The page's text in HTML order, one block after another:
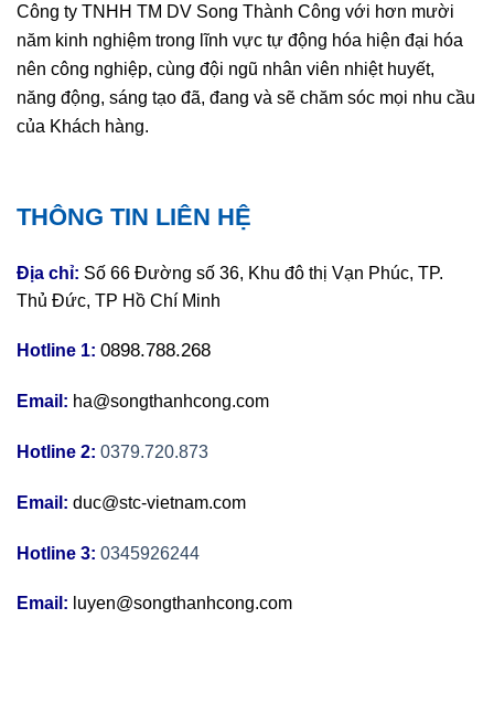
Công ty TNHH TM DV Song Thành Công với hơn mười
năm kinh nghiệm trong lĩnh vực tự động hóa hiện đại hóa
nên công nghiệp, cùng đội ngũ nhân viên nhiệt huyết,
năng động, sáng tạo đã, đang và sẽ chăm sóc mọi nhu cầu
của Khách hàng.
THÔNG TIN LIÊN HỆ
Địa chỉ: Số 66 Đường số 36, Khu đô thị Vạn Phúc, TP.
Thủ Đức, TP Hồ Chí Minh
Hotline 1: 0898.788.268
Email: ha@songthanhcong.com
Hotline 2: 0379.720.873
Email: duc@stc-vietnam.com
Hotline 3: 0345926244
Email: luyen@songthanhcong.com